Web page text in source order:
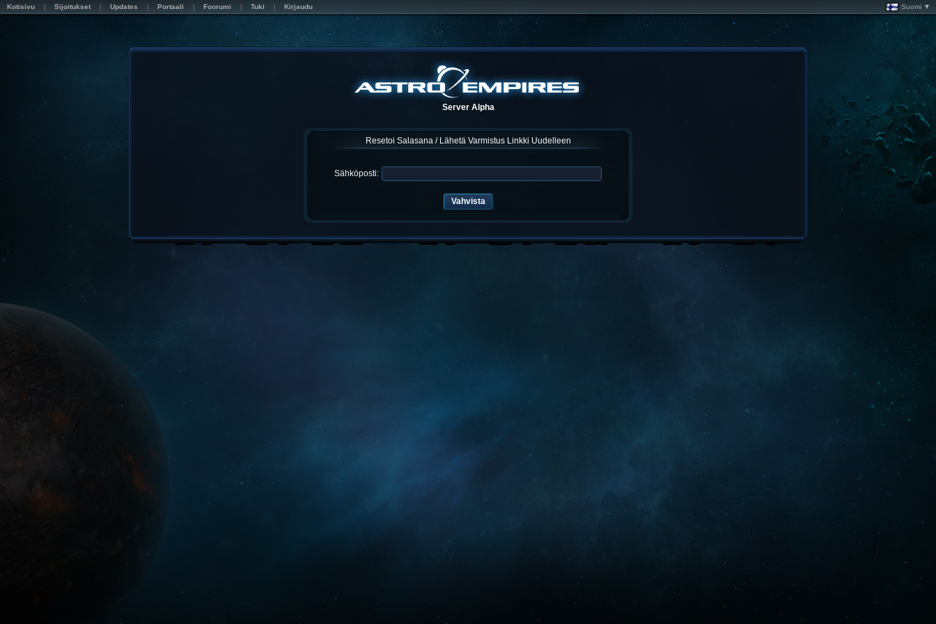
Kotisivu Sijoitukset Updates Portaali Foorumi Tuki Kirjaudu Suomi ▼
Server Alpha
Resetoi Salasana / Lähetä Varmistus Linkki Uudelleen
Sähköposti: